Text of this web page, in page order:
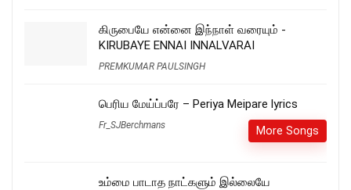
கிருபையே என்னை இந்நாள் வரையும் -
KIRUBAYE ENNAI INNALVARAI
PREMKUMAR PAULSINGH
பெரிய மேய்ப்பரே – Periya Meipare lyrics
Fr_SJBerchmans More Songs
உம்மை பாடாத நாட்களும் இல்லையே